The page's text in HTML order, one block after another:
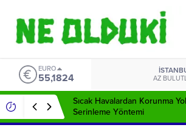
EURO
55,1824 AZ
Sıcak Havalardan Korunma
Serinleme Yöntemi